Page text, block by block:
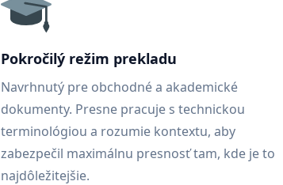
Pokročilý režim prekladu
Navrhnutý pre obchodné a akademické
dokumenty. Presne pracuje s technickou
terminológiou a rozumie kontextu, aby
zabezpečil maximálnu presnosť tam, kde je to
najdôležitejšie.